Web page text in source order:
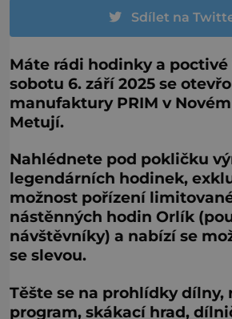
Sdílet na
Máte rádi hodinky a poctivé
sobotu 6. září 2025 se
manufaktury PRIM v
Metují.
Nahlédnete pod pokličku
legendárních hodinek,
možnost pořízení
nástěnných hodin Orlík
návštěvníky) a nabízí se
se slevou.
Těšte se na prohlídky dílny,
program, skákací hrad,